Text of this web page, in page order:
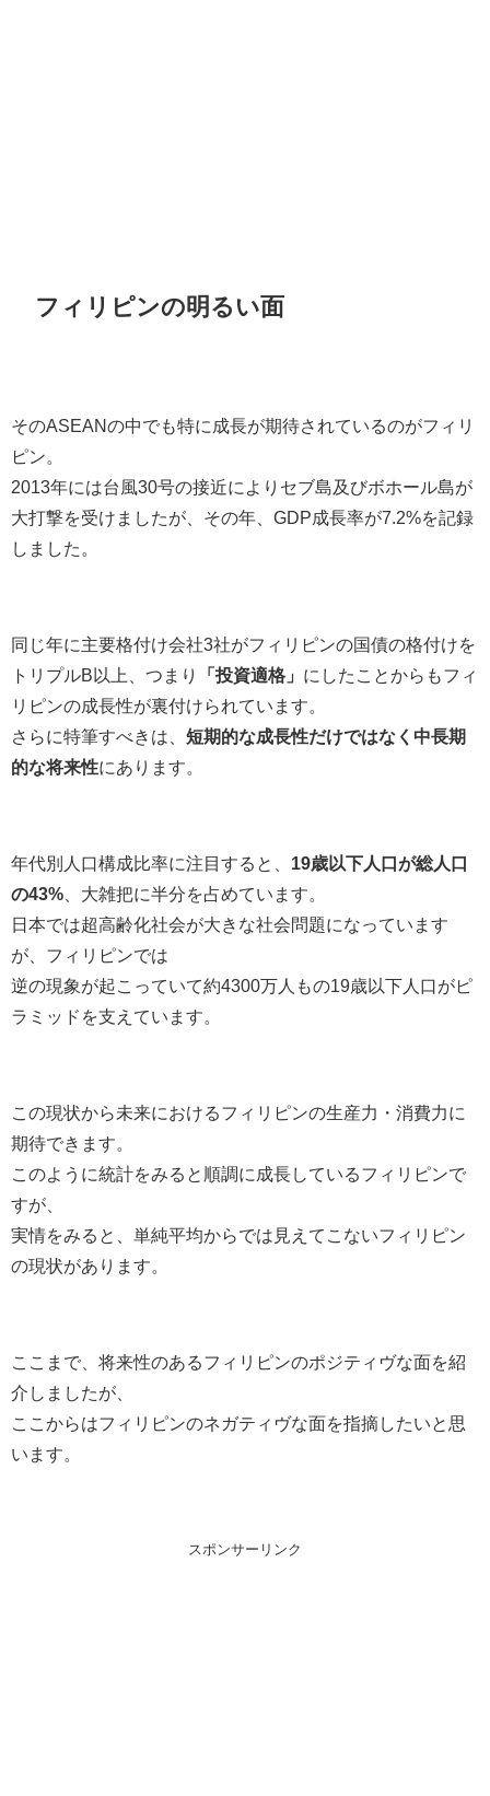
フィリピンの明るい面
そのASEANの中でも特に成長が期待されているのがフィリ
ピン。
2013年には台風30号の接近によりセブ島及びボホール島が
大打撃を受けましたが、その年、GDP成長率が7.2%を記録
しました。
同じ年に主要格付け会社3社がフィリピンの国債の格付けを
トリプルB以上、つまり
「投資適格」 にしたことからもフィ
リピンの成長性が裏付けられています。
さらに特筆すべきは、 短期的な成長性だけではなく中長期
的な将来性にあります。
年代別人口構成比率に注目すると、 19歳以下人口が総人口
の43% 、大雑把に半分を占めています。
日本では超高齢化社会が大きな社会問題になっています
が、フィリピンでは
逆の現象が起こっていて約4300万人もの19歳以下人口がピ
ラミッドを支えています。
この現状から未来におけるフィリピンの生産力・消費力に
期待できます。
このように統計をみると順調に成長しているフィリピンで
すが、
実情をみると、単純平均からでは見えてこないフィリピン
の現状があります。
ここまで、将来性のあるフィリピンのポジティヴな面を紹
介しましたが、
ここからはフィリピンのネガティヴな面を指摘したいと思
います。
スポンサーリンク